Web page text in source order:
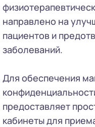
направлено на
пациентов и
заболеваний.
Для обеспечения
предоставляет
кабинеты для